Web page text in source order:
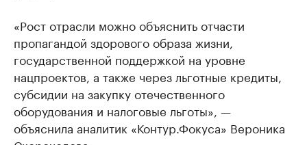
«Рост отрасли можно объяснить отчасти
пропагандой здорового образа жизни,
государственной поддержкой на уровне
нацпроектов, а также через льготные кредиты,
субсидии на закупку отечественного
оборудования и налоговые льготы», —
объяснила аналитик «Контур.Фокуса» Вероника